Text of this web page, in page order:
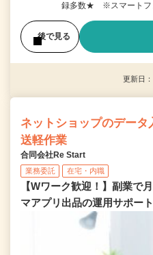
録多数★ ※スマートフ
後で見る
更新日
ネットショップのデー
送軽作業
合同会社Re Start
業務委託 在宅・内職
【Wワーク歓迎！】副業で
マアプリ出品の運用サポー